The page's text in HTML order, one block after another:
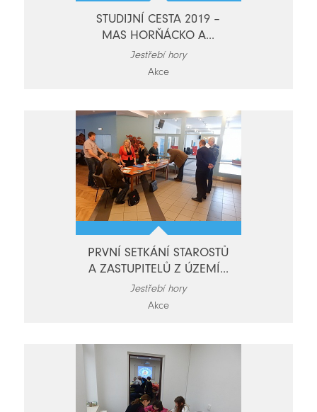
STUDIJNÍ CESTA 2019 –
MAS HORŇÁCKO A...
Jestřebí hory
Akce
PRVNÍ SETKÁNÍ STAROSTŮ
A ZASTUPITELŮ Z ÚZEMÍ...
Jestřebí hory
Akce